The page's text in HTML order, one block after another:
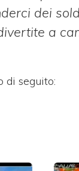
dei
a
di seguito: